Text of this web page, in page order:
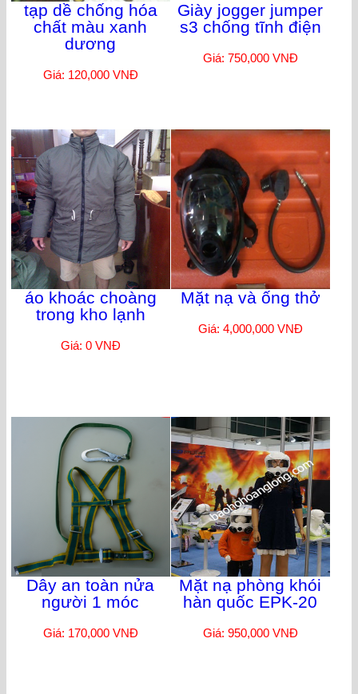
tạp dề chống hóa
chất màu xanh
dương
Giá: 120,000 VNĐ
Giày jogger jumper
s3 chống tĩnh điện
Giá: 750,000 VNĐ
áo khoác choàng
trong kho lạnh
Giá: 0 VNĐ
Mặt nạ và ống thở
Giá: 4,000,000 VNĐ
Dây an toàn nửa
người 1 móc
Giá: 170,000 VNĐ
Mặt nạ phòng khói
hàn quốc EPK-20
Giá: 950,000 VNĐ